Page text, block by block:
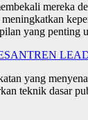
mereka
yang
yang
teknik dasar